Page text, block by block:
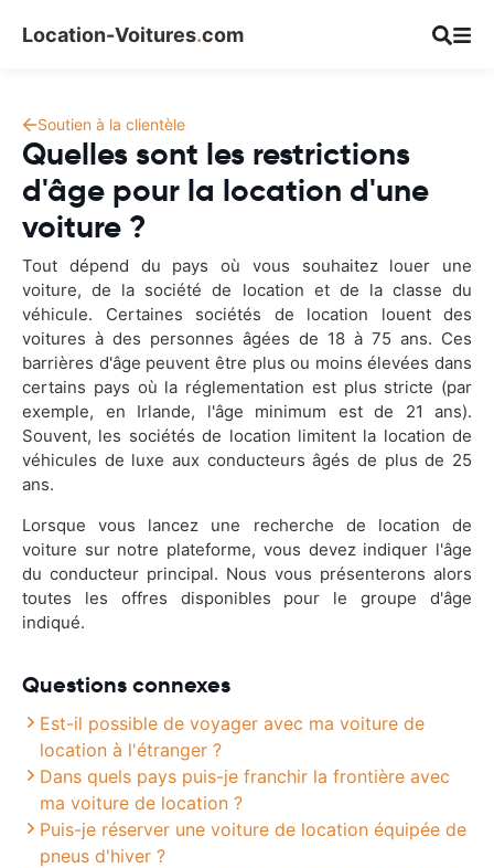
Location-Voitures.com
Soutien à la clientèle
Quelles sont les restrictions
d'âge pour la location d'une
voiture ?
Tout dépend du pays où vous souhaitez louer une
voiture, de la société de location et de la classe du
véhicule. Certaines sociétés de location louent des
voitures à des personnes âgées de 18 à 75 ans. Ces
barrières d'âge peuvent être plus ou moins élevées dans
certains pays où la réglementation est plus stricte (par
exemple, en Irlande, l'âge minimum est de 21 ans).
Souvent, les sociétés de location limitent la location de
véhicules de luxe aux conducteurs âgés de plus de 25
ans.
Lorsque vous lancez une recherche de location de
voiture sur notre plateforme, vous devez indiquer l'âge
du conducteur principal. Nous vous présenterons alors
toutes les offres disponibles pour le groupe d'âge
indiqué.
Questions connexes
Est-il possible de voyager avec ma voiture de
location à l'étranger ?
Dans quels pays puis-je franchir la frontière avec
ma voiture de location ?
Puis-je réserver une voiture de location équipée de
pneus d'hiver ?